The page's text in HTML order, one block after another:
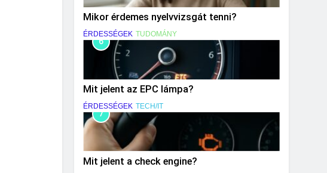
Mikor érdemes nyelvvizsgát tenni?
ÉRDESSÉGEK TUDOMÁNY
6
Mit jelent az EPC lámpa?
ÉRDESSÉGEK TECH/IT
7
Mit jelent a check engine?